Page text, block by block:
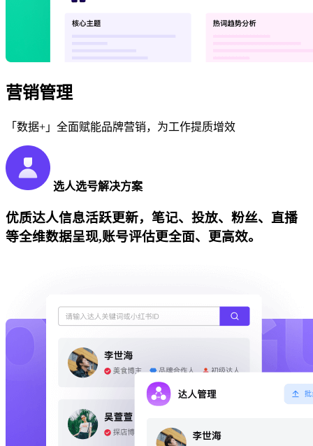
营销管理
「数据+」全面赋能品牌营销，为工作提质增效
选人选号解决方案
优质达人信息活跃更新，笔记、投放、粉丝、直播
等全维数据呈现,账号评估更全面、更高效。